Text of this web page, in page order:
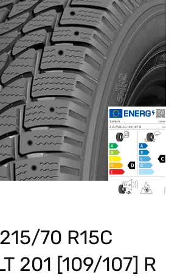
70 R15C
201 [109/107] R